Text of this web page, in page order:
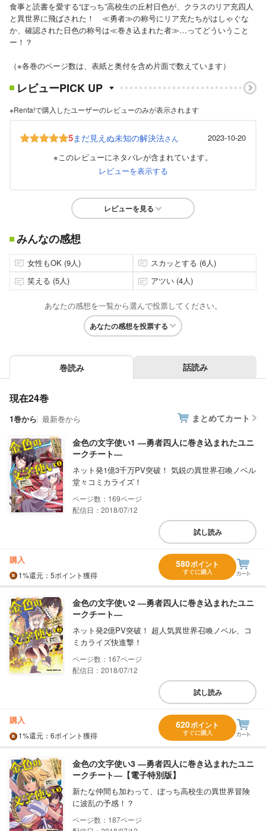
食事と読書を愛する“ぼっち”高校生の丘村日色が、クラスのリア充四人
と異世界に飛ばされた！ ≪勇者≫の称号にリア充たちがはしゃぐな
か、確認された日色の称号は≪巻き込まれた者≫…ってどういうこと
ー！？
（※各巻のページ数は、表紙と奥付を含め片面で数えています）
レビューPICK UP
※Renta!で購入したユーザーのレビューのみが表示されます
5まだ見えぬ未知の解決法さん
2023-10-20
※このレビューにネタバレが含まれています。
レビューを表示する
レビューを見る
みんなの感想
女性もOK (9人)
スカッとする (6人)
笑える (5人)
アツい (4人)
あなたの感想を一覧から選んで投票してください。
あなたの感想を投票する
巻読み 話読み
現在24巻
1巻から 最新巻から まとめてカート
金色の文字使い1 ―勇者四人に巻き込まれたユニ
ークチート―
ネット発1億3千万PV突破！ 気鋭の異世界召喚ノベル
堂々コミカライズ！
169
配信日：2018/07/12
試し読み
購入
1%還元 ：5ポイント獲得
580ポイント
すぐに購入
金色の文字使い2 ―勇者四人に巻き込まれたユニ
ークチート―
ネット発2億PV突破！ 超人気異世界召喚ノベル、コ
ミカライズ快進撃！
167
配信日：2018/07/12
試し読み
購入
1%還元 ：6ポイント獲得
620ポイント
すぐに購入
金色の文字使い3 ―勇者四人に巻き込まれたユニ
ークチート―【電子特別版】
新たな仲間も加わって、ぼっち高校生の異世界冒険
に波乱の予感！？
187